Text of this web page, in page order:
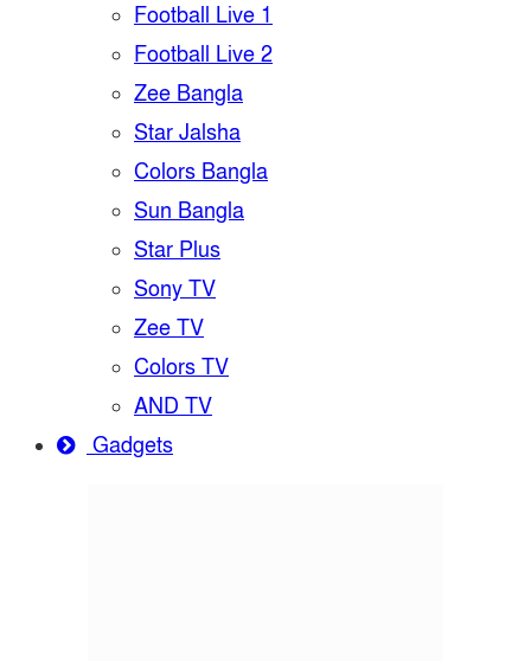
Football Live 1
Football Live 2
Zee Bangla
Star Jalsha
Colors Bangla
Sun Bangla
Star Plus
Sony TV
Zee TV
Colors TV
AND TV
Gadgets